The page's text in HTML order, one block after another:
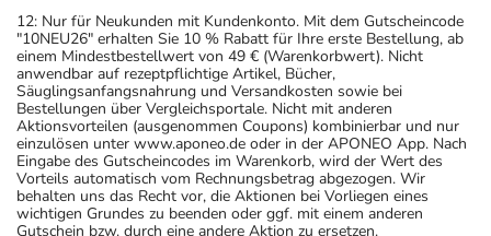
12: Nur für Neukunden mit Kundenkonto. Mit dem Gutscheincode
"10NEU26" erhalten Sie 10 % Rabatt für Ihre erste Bestellung, ab
einem Mindestbestellwert von 49 € (Warenkorbwert). Nicht
anwendbar auf rezeptpflichtige Artikel, Bücher,
Säuglingsanfangsnahrung und Versandkosten sowie bei
Bestellungen über Vergleichsportale. Nicht mit anderen
Aktionsvorteilen (ausgenommen Coupons) kombinierbar und nur
einzulösen unter www.aponeo.de oder in der APONEO App. Nach
Eingabe des Gutscheincodes im Warenkorb, wird der Wert des
Vorteils automatisch vom Rechnungsbetrag abgezogen. Wir
behalten uns das Recht vor, die Aktionen bei Vorliegen eines
wichtigen Grundes zu beenden oder ggf. mit einem anderen
Gutschein bzw. durch eine andere Aktion zu ersetzen.